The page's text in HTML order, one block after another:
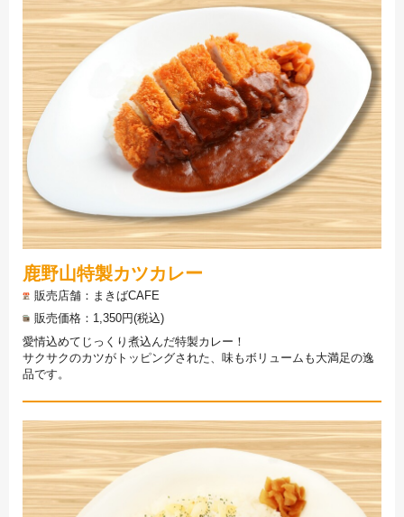
鹿野山特製カツカレー
販売店舗
まきばCAFE
販売価格
1,350円(税込)
愛情込めてじっくり煮込んだ特製カレー！
サクサクのカツがトッピングされた、味もボリュームも大満足の逸
品です。